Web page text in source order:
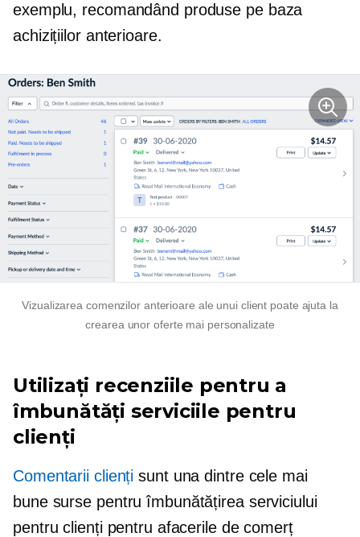
exemplu, recomandând produse pe baza
achizițiilor anterioare.
Vizualizarea comenzilor anterioare ale unui client poate ajuta la
crearea unor oferte mai personalizate
Utilizați recenziile pentru a
îmbunătăți serviciile pentru
clienți
Comentarii clienți sunt una dintre cele mai
bune surse pentru îmbunătățirea serviciului
pentru clienți pentru afacerile de comerț